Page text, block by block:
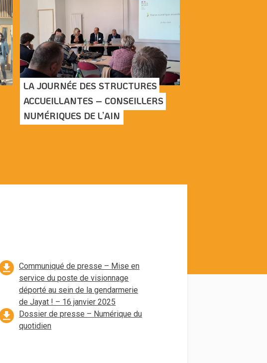
LA JOURNÉE DES STRUCTURES
ACCUEILLANTES – CONSEILLERS
NUMÉRIQUES DE L’AIN
Communiqué de presse – Mise en
service du poste de visionnage
déporté au sein de la gendarmerie
de Jayat ! – 16 janvier 2025
Dossier de presse – Numérique du
quotidien